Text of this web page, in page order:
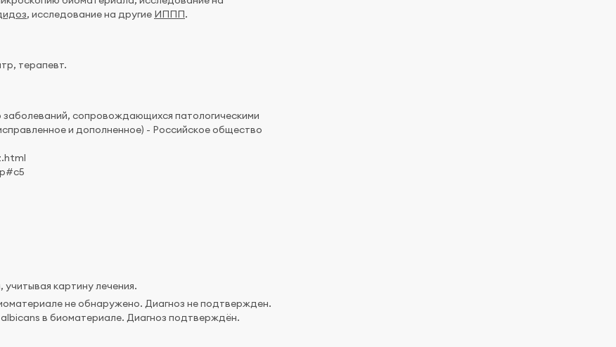
, исследование на другие ИППП.
терапевт.
сопровождающихся патологическими
и дополненное) - Российское общество
картину лечения.
не обнаружено. Диагноз не подтвержден.
в биоматериале. Диагноз подтверждён.